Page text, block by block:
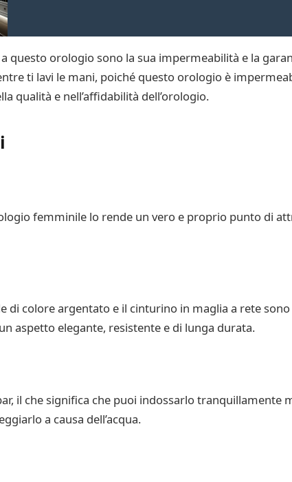
questo orologio sono la sua impermeabilità e la
ti lavi le mani, poiché questo orologio è
qualità e nell’affidabilità dell’orologio.
femminile lo rende un vero e proprio punto di
di colore argentato e il cinturino in maglia a rete
aspetto elegante, resistente e di lunga durata.
il che significa che puoi indossarlo tranquillamente
a causa dell’acqua.